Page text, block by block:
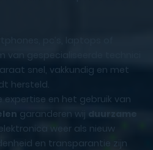
gespecialiseerde technici
snel, vakkundig en met
hersteld.
expertise en het gebruik van
garanderen wij
duurzame
weer als nieuw
en transparantie zijn